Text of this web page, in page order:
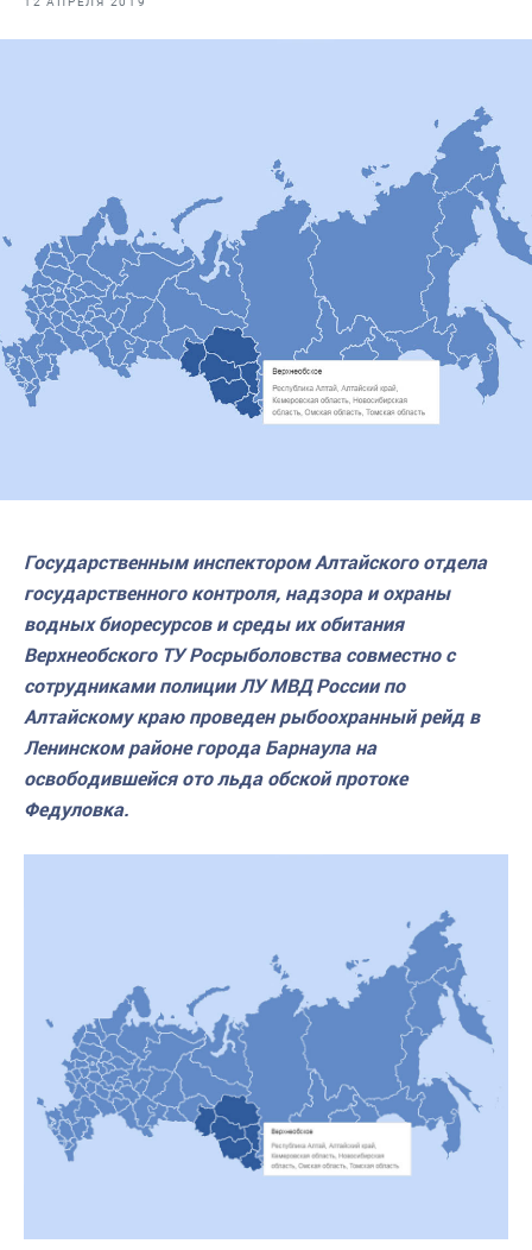
Отрасль в цифрах
Инфографика
Большая африканская экспедиция
Укрепление духовно-нравственных ценностей
События в России и мире
Государственным инспектором Алтайского отдела
государственного контроля, надзора и охраны
водных биоресурсов и среды их обитания
Верхнеобского ТУ Росрыболовства совместно с
сотрудниками полиции ЛУ МВД России по
Алтайскому краю проведен рыбоохранный рейд в
Ленинском районе города Барнаула на
освободившейся ото льда обской протоке
Федуловка.